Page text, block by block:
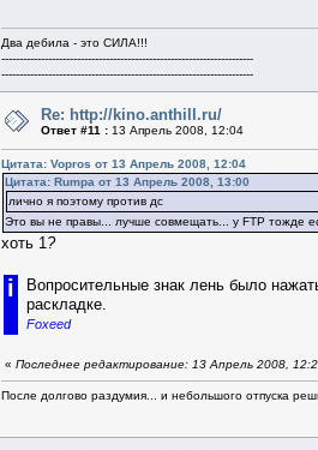
Два дебила - это СИЛА!!!
----------------------------------------------------------------------
----------------------------------------------------------------------
Re: http://kino.anthill.ru/
Ответ #11 : 13 Апрель 2008, 12:04
Цитата: Vopros от 13 Апрель 2008, 12:04
Цитата: Rumpa от 13 Апрель 2008, 13:00
лично я поэтому против дс
Это вы не правы... лучше совмещать... у FTP тожде
хоть 1?
i
Вопросительные знак лень было
раскладке.
Foxeed
« Последнее редактирование: 13 Апрель 2008,
После долгово раздумия... и небольшого отпуска